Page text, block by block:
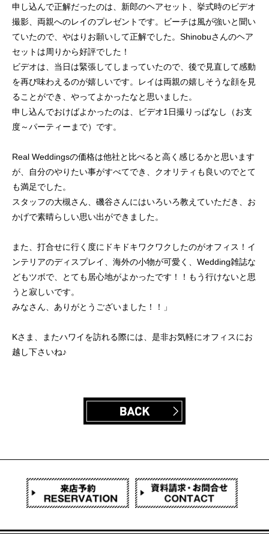
申し込んで正解だったのは、新郎のヘアセット、挙式時のビデオ
撮影、両親へのレイのプレゼントです。ビーチは風が強いと聞い
ていたので、やはりお願いして正解でした。Shinobuさんのヘア
セットは周りから好評でした！
ビデオは、当日は緊張してしまっていたので、後で見直して感動
を再び味わえるのが嬉しいです。レイは両親の嬉しそうな顔を見
ることができ、やってよかったなと思いました。
申し込んでおけばよかったのは、ビデオ1日撮りっぱなし（お支
度～パーティーまで）です。
Real Weddingsの価格は他社と比べると高く感じるかと思います
が、自分のやりたい事がすべてでき、クオリティも良いのでとて
も満足でした。
スタッフの大槻さん、磯谷さんにはいろいろ教えていただき、お
かげで素晴らしい思い出ができました。
また、打合せに行く度にドキドキワクワクしたのがオフィス！イ
ンテリアのディスプレイ、海外の小物が可愛く、Wedding雑誌な
どもツボで、とても居心地がよかったです！！もう行けないと思
うと寂しいです。
みなさん、ありがとうございました！！」
Kさま、またハワイを訪れる際には、是非お気軽にオフィスにお
越し下さいね♪